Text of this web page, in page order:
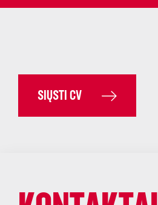
SIŲSTI CV